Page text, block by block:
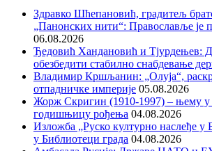
Здравко Шћепановић, градитељ
„Панонских нити“: Православље је
06.08.2026
Ђедовић Хандановић и Тјурдењев:
обезбедити стабилно снабдевање
Владимир Кршљанин: „Олуја“,
отпадничке империје 05.08.2026
Жорж Скригин (1910-1997) – њему у
годишњицу рођења 04.08.2026
Изложба „Руско културно наслеђе у
у Библиотеци града 04.08.2026